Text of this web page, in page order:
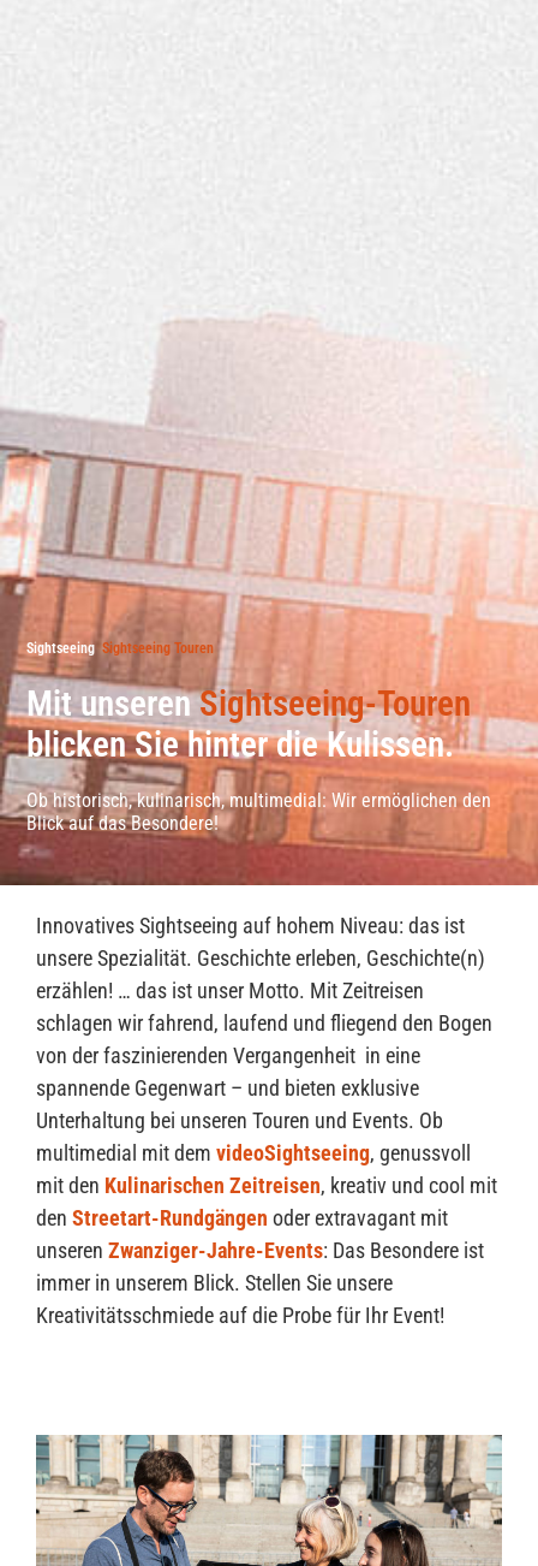
SightseeingSightseeing Touren
Mit unserenSightseeing-Touren
blicken Sie hinter die Kulissen.
Ob historisch, kulinarisch, multimedial: Wir ermöglichen den
Blick auf das Besondere!
Innovatives Sightseeing auf hohem Niveau: das ist
unsere Spezialität. Geschichte erleben, Geschichte(n)
erzählen! … das ist unser Motto. Mit Zeitreisen
schlagen wir fahrend, laufend und fliegend den Bogen
von der faszinierenden Vergangenheit in eine
spannende Gegenwart – und bieten exklusive
Unterhaltung bei unseren Touren und Events. Ob
multimedial mit dem videoSightseeing, genussvoll
mit den Kulinarischen Zeitreisen, kreativ und cool mit
den Streetart-Rundgängen oder extravagant mit
unseren Zwanziger-Jahre-Events: Das Besondere ist
immer in unserem Blick. Stellen Sie unsere
Kreativitätsschmiede auf die Probe für Ihr Event!